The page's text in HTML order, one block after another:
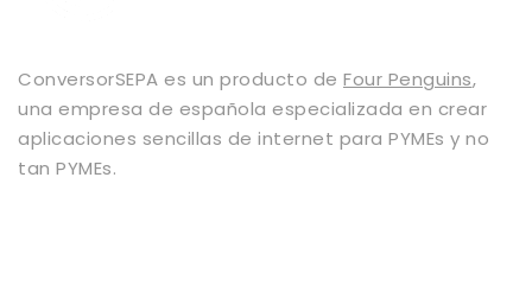
ConversorSEPA es un producto de Four Penguins,
una empresa de española especializada en crear
aplicaciones sencillas de internet para PYMEs y no
tan PYMEs.